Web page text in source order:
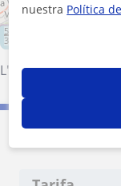
5 km
3 mi
L'Alfàs del Pi·
nuestra Política